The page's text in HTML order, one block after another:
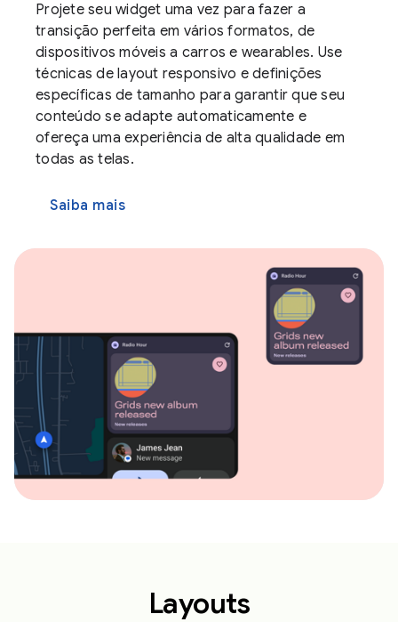
Projete seu widget uma vez para fazer a
transição perfeita em vários formatos, de
dispositivos móveis a carros e wearables. Use
técnicas de layout responsivo e definições
específicas de tamanho para garantir que seu
conteúdo se adapte automaticamente e
ofereça uma experiência de alta qualidade em
todas as telas.
Saiba mais
Layouts